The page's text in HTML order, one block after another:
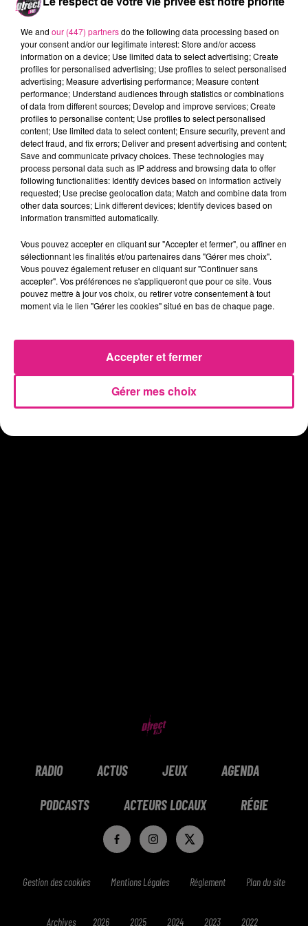
monstrueuses sorties des ténèbres.
Tentez de gagner votre chance pour vivre le
grand frisson entre 6h et 9h30 dans leWake
Up des Lorrains.
FIL ACTUS
9h19
Lorraine : une journée pas comme les autres au Parc animalier de...
6 août 2026
Metz : une distribution de lunette gratuite pour voir l’éclipse
5 août 2026
Casting de Woof : l'Euro-Métropole de Metz part à la recherche de...
Officiel : Gauthier Hein quitte le FC Metz pour l'OGC Nice
4 août 2026
Officiel : le lac de Madine reporte son feu d’artifice
4 août 2026
Eclipse Solaire du 12 août : où voir ce phénomène en Lorraine ?
Chalets de Noël solidaires : la ville de Metz lance un appel à...
Vosges : les feux d’artifice de Gérardmer sont annulés
RADIO ACTUS JEUX AGENDA
PODCASTS ACTEURS LOCAUX RÉGIE
Gestion des cookies Mentions Légales Réglement Plan du site
Archives 2026 2025 2024 2023 2022
We and our (447) partnersdo the following data processing based on
your consent and/or our legitimate interest: Store and/or access
information on a device; Use limited data to select advertising; Create
profiles for personalised advertising; Use profiles to select personalised
advertising; Measure advertising performance; Measure content
performance; Understand audiences through statistics or combinations
of data from different sources; Develop and improve services; Create
profiles to personalise content; Use profiles to select personalised
content; Use limited data to select content; Ensure security, prevent and
detect fraud, and fix errors; Deliver and present advertising and content;
Save and communicate privacy choices. These technologies may
process personal data such as IP address and browsing data to offer
following functionalities: Identify devices based on information actively
requested; Use precise geolocation data; Match and combine data from
other data sources; Link different devices; Identify devices based on
information transmitted automatically.
Vous pouvez accepter en cliquant sur "Accepter et fermer", ou affiner en
sélectionnant les finalités et/ou partenaires dans "Gérer mes choix".
Vous pouvez également refuser en cliquant sur "Continuer sans
accepter". Vos préférences ne s'appliqueront que pour ce site. Vous
pouvez mettre à jour vos choix, ou retirer votre consentement à tout
moment via le lien "Gérer les cookies" situé en bas de chaque page.
Gérer mes choix
Accepter et fermer